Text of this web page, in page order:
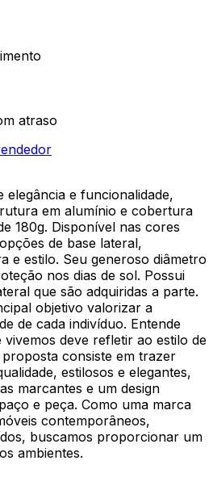
atraso
elegância e funcionalidade,
em alumínio e cobertura
180g. Disponível nas cores
de base lateral,
e estilo. Seu generoso diâmetro
nos dias de sol. Possui
que são adquiridas a parte.
objetivo valorizar a
de cada indivíduo. Entende
vivemos deve refletir ao estilo de
consiste em trazer
estilosos e elegantes,
marcantes e um design
e peça. Como uma marca
contemporâneos,
buscamos proporcionar um
ambientes.